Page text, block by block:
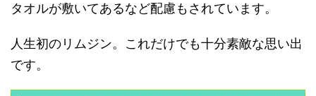
タオルが敷いてあるなど配慮もされています。
人生初のリムジン。これだけでも十分素敵な思い出
です。